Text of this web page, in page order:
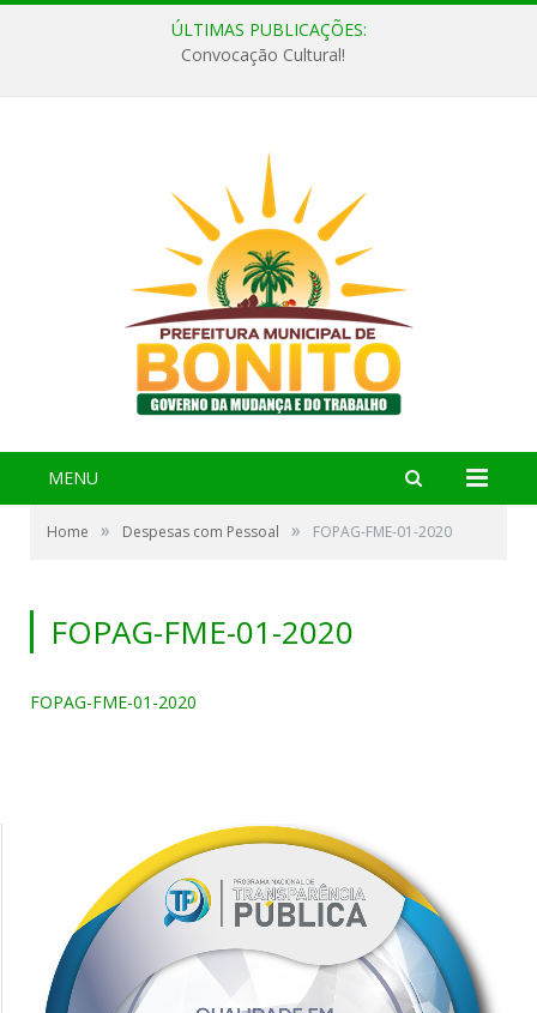
ÚLTIMAS PUBLICAÇÕES:
Convocação Cultural!
MENU
Home » Despesas com Pessoal » FOPAG-FME-01-2020
FOPAG-FME-01-2020
FOPAG-FME-01-2020